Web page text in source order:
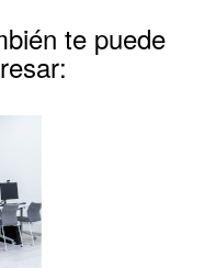
te puede